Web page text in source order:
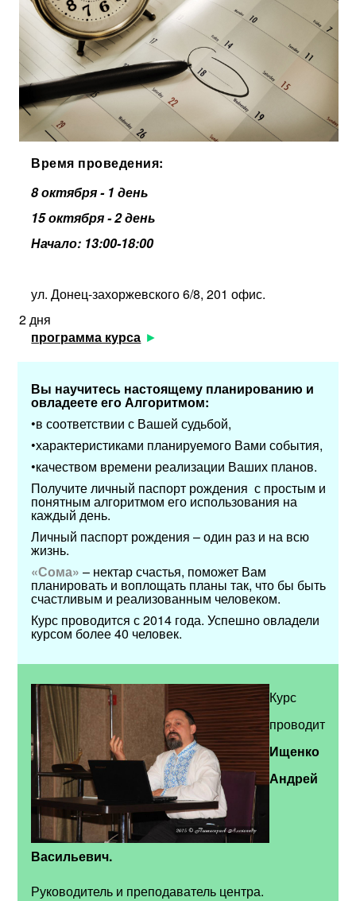
Время проведения:
8 октября - 1 день
15 октября - 2 день
Начало: 13:00-18:00
ул. Донец-захоржевского 6/8, 201 офис.
2 дня
программа курса
Вы научитесь настоящему планированию и
овладеете его Алгоритмом:
•в соответствии с Вашей судьбой,
•характеристиками планируемого Вами события,
•качеством времени реализации Ваших планов.
Получите личный паспорт рождения с простым и
понятным алгоритмом его использования на
каждый день.
Личный паспорт рождения – один раз и на всю
жизнь.
«Сома» – нектар счастья, поможет Вам
планировать и воплощать планы так, что бы быть
счастливым и реализованным человеком.
Курс проводится с 2014 года. Успешно овладели
курсом более 40 человек.
Курс
проводит
Ищенко
Андрей
Васильевич.
Руководитель и преподаватель центра.